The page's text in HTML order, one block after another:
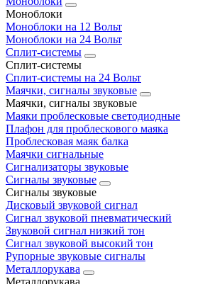
Моноблоки
Моноблоки на 12 Вольт
Моноблоки на 24 Вольт
Сплит-системы
Сплит-системы
Сплит‑системы на 24 Вольт
Маячки, сигналы звуковые
Маячки, сигналы звуковые
Маяки проблесковые светодиодные
Плафон для проблескового маяка
Проблесковая маяк балка
Маячки сигнальные
Сигнализаторы звуковые
Сигналы звуковые
Сигналы звуковые
Дисковый звуковой сигнал
Сигнал звуковой пневматический
Звуковой сигнал низкий тон
Сигнал звуковой высокий тон
Рупорные звуковые сигналы
Металлорукава